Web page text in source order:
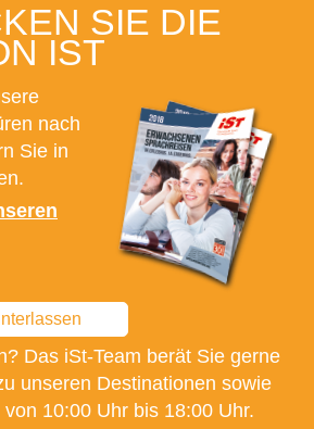
SIE DIE
IST
nach
Sie in
Das iSt-Team berät Sie gerne
unseren Destinationen sowie
10:00 Uhr bis 18:00 Uhr.